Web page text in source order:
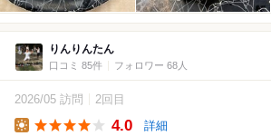
りんりんたん
口コミ 85件 フォロワー 68人
2026/05 訪問 2回目
4.0 詳細